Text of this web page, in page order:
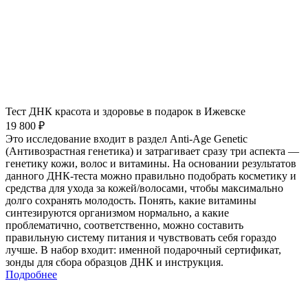
Тест ДНК красота и здоровье в подарок в Ижевске
19 800 ₽
Это исследование входит в раздел Anti-Age Genetic
(Антивозрастная генетика) и затрагивает сразу три аспекта —
генетику кожи, волос и витамины. На основании результатов
данного ДНК-теста можно правильно подобрать косметику и
средства для ухода за кожей/волосами, чтобы максимально
долго сохранять молодость. Понять, какие витамины
синтезируются организмом нормально, а какие
проблематично, соответственно, можно составить
правильную систему питания и чувствовать себя гораздо
лучше. В набор входит: именной подарочный сертификат,
зонды для сбора образцов ДНК и инструкция.
Подробнее